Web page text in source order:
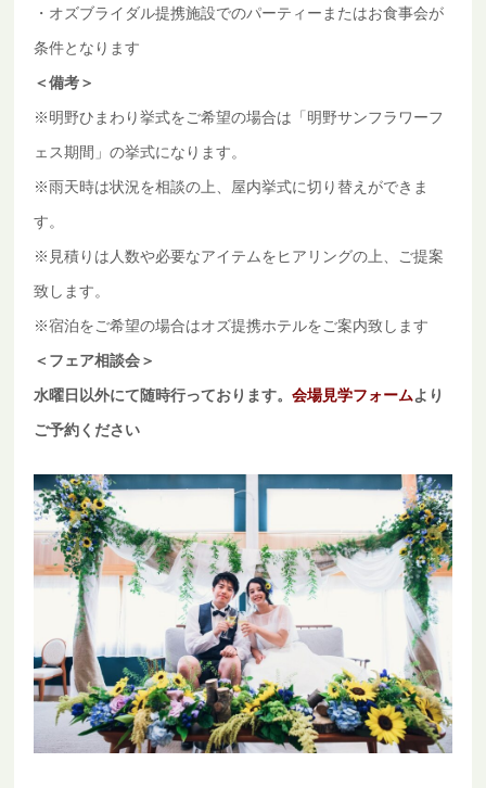
・オズブライダル提携施設でのパーティーまたはお食事会が
条件となります
＜備考＞
※明野ひまわり挙式をご希望の場合は「明野サンフラワーフ
ェス期間」の挙式になります。
※雨天時は状況を相談の上、屋内挙式に切り替えができま
す。
※見積りは人数や必要なアイテムをヒアリングの上、ご提案
致します。
※宿泊をご希望の場合はオズ提携ホテルをご案内致します
＜フェア相談会＞
水曜日以外にて随時行っております。会場見学フォームより
ご予約ください